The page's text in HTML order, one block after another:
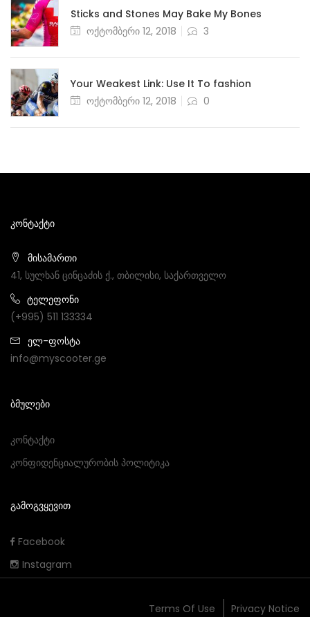
Sticks and Stones May Bake My Bones
Posted
ოქტომბერი 12, 2018 3
Your Weakest Link: Use It To fashion
Posted
ოქტომბერი 12, 2018 0
ᲙᲝᲜᲢᲐᲥᲢᲘ
მისამართი
41, სულხან ცინცაძის ქ., თბილისი, საქართველო
ტელეფონი
(+995) 511 133334
ელ-ფოსტა
info@myscooter.ge
ᲑᲛᲣᲚᲔᲑᲘ
Კონტაქტი
Კონფიდენციალურობის Პოლიტიკა
ᲒᲐᲛᲝᲒᲕᲧᲔᲕᲘᲗ
Facebook
Instagram
Terms Of Use Privacy Notice